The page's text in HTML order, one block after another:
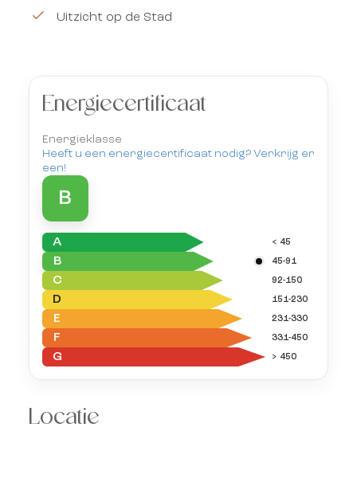
Uitzicht op de Stad
Energiecertificaat
Energieklasse
Heeft u een energiecertificaat nodig? Verkrijg er
een!
B
A < 45
B 45-91
C 92-150
D 151-230
E 231-330
F 331-450
G > 450
Locatie